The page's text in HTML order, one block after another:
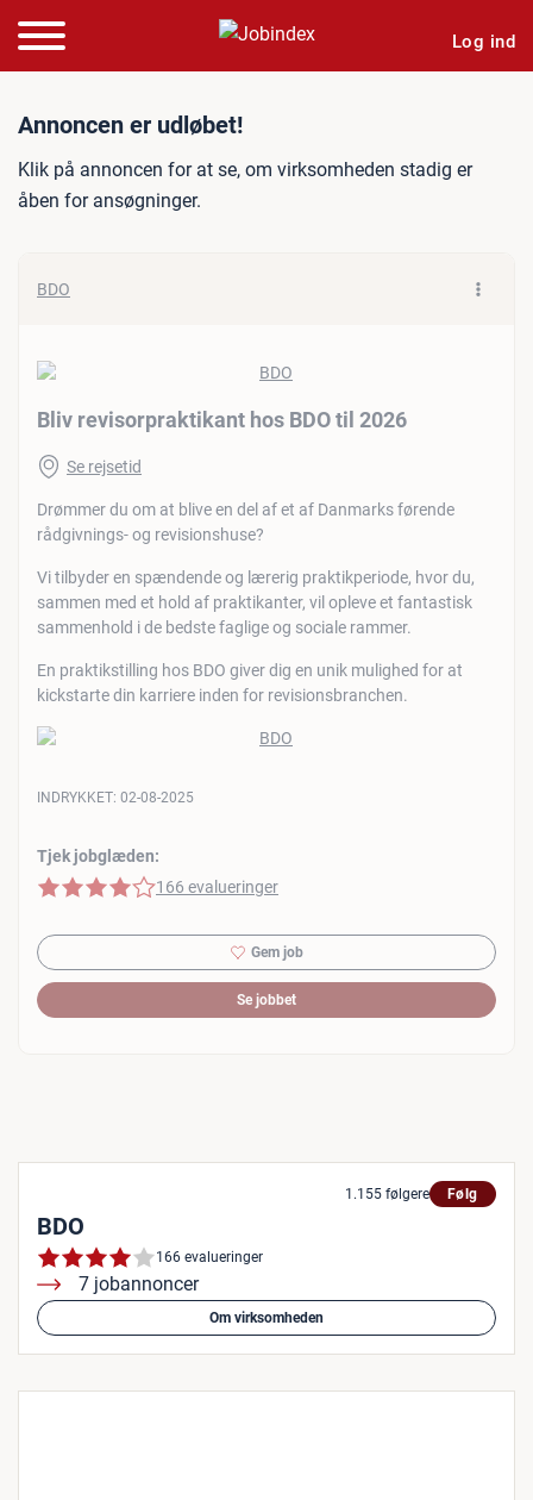
Log ind
Jobannonce: Bliv
Annoncen er udløbet!
Klik på annoncen for at se, om virksomheden stadig er
åben for ansøgninger.
BDO
Bliv revisorpraktikant hos BDO til 2026
Se rejsetid
Drømmer du om at blive en del af et af Danmarks førende
rådgivnings- og revisionshuse?
Vi tilbyder en spændende og lærerig praktikperiode, hvor du,
sammen med et hold af praktikanter, vil opleve et fantastisk
sammenhold i de bedste faglige og sociale rammer.
En praktikstilling hos BDO giver dig en unik mulighed for at
kickstarte din karriere inden for revisionsbranchen.
Tjek jobglæden:
4 af 5 stjerner
166 evalueringer
INDRYKKET: 02-08-2025
Gem job
Se jobbet
1.155 følgere Følg
BDO
166 evalueringer
7 jobannoncer
Om virksomheden